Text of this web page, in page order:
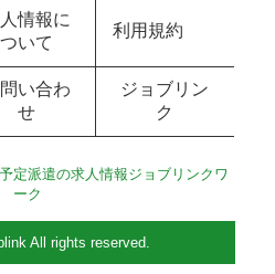
情報に
ついて
利用規約
い合わ
せ
ジョブリン
ク
定派遣の求人情報ジョブリンクワ
ーク
All rights reserved.